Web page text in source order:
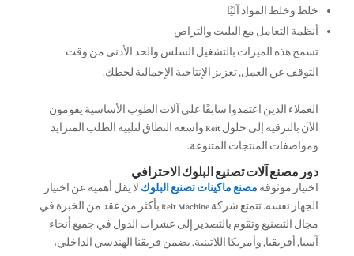
خلط وخلط المواد آليًا
أنظمة التعامل مع البليت والتراص
تسمح هذه الميزات بالتشغيل السلس والحد الأدنى من وقت
التوقف عن العمل, تعزيز الإنتاجية الإجمالية لخطك.
العملاء الذين اعتمدوا سابقًا على آلات الطوب الأساسية يقومون
الآن بالترقية إلى حلول Reit واسعة النطاق لتلبية الطلب المتزايد
ومواصفات المنتجات المتنوعة.
دور مصنع آلات تصنيع البلوك الاحترافي
اختيار موثوقة مصنع ماكينات تصنيع البلوك لا يقل أهمية عن اختيار
الجهاز نفسه. تتمتع شركة Reit Machine بأكثر من عقد من الخبرة في
مجال التصنيع وتقوم بالتصدير إلى عشرات الدول في جميع أنحاء
آسيا, أفريقيا, وأمريكا اللاتينية. يضمن فريقنا الهندسي الداخلي: